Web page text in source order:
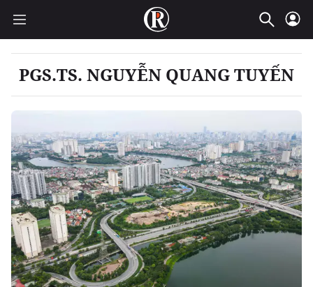
PGS.TS. NGUYỄN QUANG TUYẾN